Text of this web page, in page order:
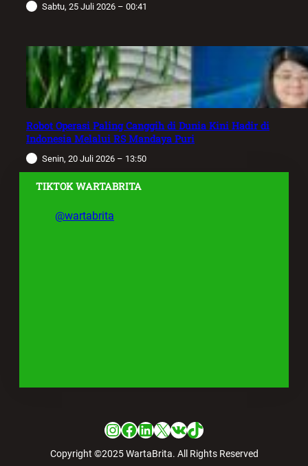
Sabtu, 25 Juli 2026 – 00:41
Robot Operasi Paling Canggih di Dunia Kini Hadir di
Indonesia Melalui RS Mandaya Puri
Senin, 20 Juli 2026 – 13:50
TIKTOK WARTABRITA
@wartabrita
Instagram
Facebook
LinkedIn
X VKTikTok
Copyright ©2025 WartaBrita. All Rights Reserved